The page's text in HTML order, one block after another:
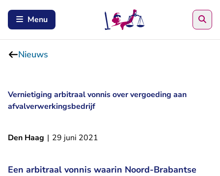
Menu
Nieuws
Vernietiging arbitraal vonnis over vergoeding aan
afvalverwerkingsbedrijf
Den Haag | 29 juni 2021
Een arbitraal vonnis waarin Noord-Brabantse